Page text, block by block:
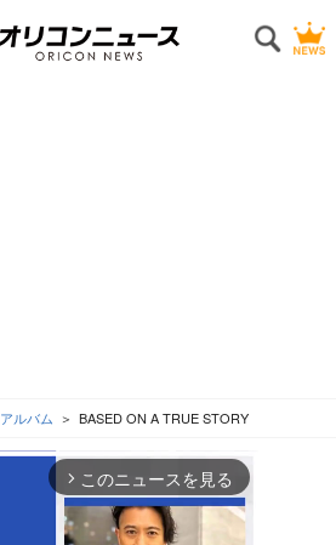
アルバム BASED ON A TRUE STORY
arrow_forward_ios このニュースを見る